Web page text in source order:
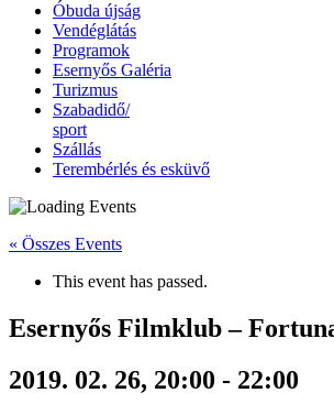
Óbuda újság
Vendéglátás
Programok
Esernyős Galéria
Turizmus
Szabadidő/
sport
Szállás
Terembérlés és esküvő
« Összes Events
This event has passed.
Esernyős Filmklub –
2019. 02. 26, 20:00 - 22:00